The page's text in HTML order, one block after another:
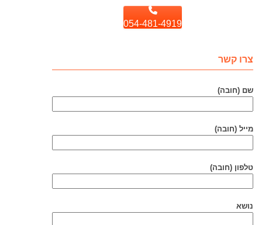
054-481-4919
צרו קשר
שם (חובה)
מייל (חובה)
טלפון (חובה)
נושא